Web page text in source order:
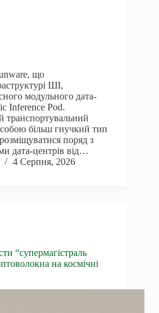
що
ШІ,
модульного дата-
Inference Pod.
транспортувальний
більш гнучкий тип
поряд з
дата-центрів від…
4 Серпня, 2026
“супермагістраль
на космічні